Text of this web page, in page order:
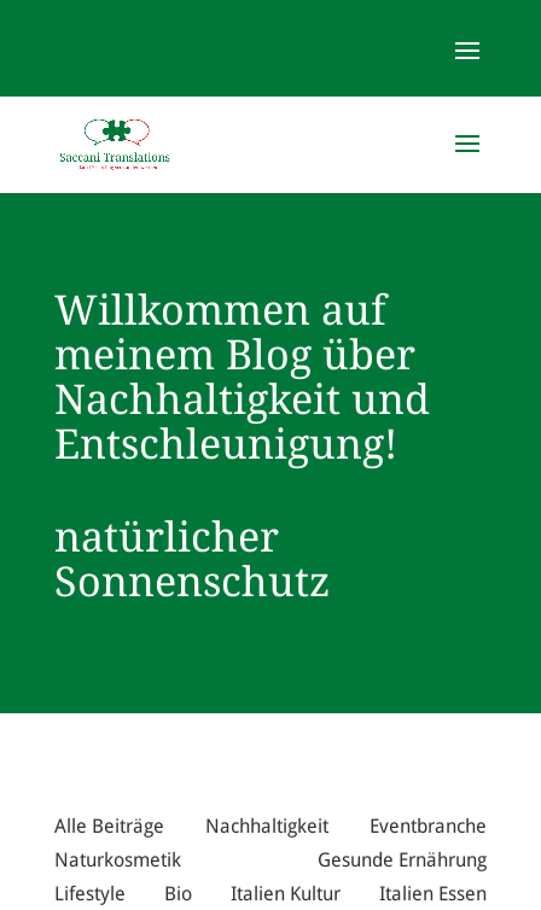
Willkommen auf
meinem Blog über
Nachhaltigkeit und
Entschleunigung!
natürlicher
Sonnenschutz
Alle Beiträge Nachhaltigkeit
Eventbranche
Naturkosmetik
Gesunde Ernährung
Lifestyle
Bio Italien Kultur Italien Essen